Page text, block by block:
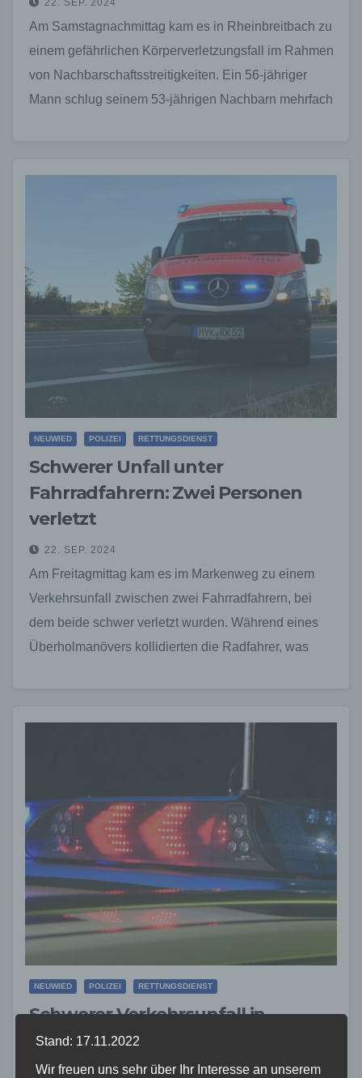
Am Samstagnachmittag kam es in Rheinbreitbach zu
einem gefährlichen Körperverletzungsfall im Rahmen
von Nachbarschaftsstreitigkeiten. Ein 56-jähriger
Mann schlug seinem 53-jährigen Nachbarn mehrfach
NEUWIED POLIZEI RETTUNGSDIENST
Schwerer Unfall unter
Fahrradfahrern: Zwei Personen
verletzt
22. SEP. 2024
Am Freitagmittag kam es im Markenweg zu einem
Verkehrsunfall zwischen zwei Fahrradfahrern, bei
dem beide schwer verletzt wurden. Während eines
Überholmanövers kollidierten die Radfahrer, was
NEUWIED POLIZEI RETTUNGSDIENST
Schwerer Verkehrsunfall in
Dierdorf: Motorradfahrer verletzt
22. SEP. 2024
Stand: 17.11.2022
Wir freuen uns sehr über Ihr Interesse an unserem